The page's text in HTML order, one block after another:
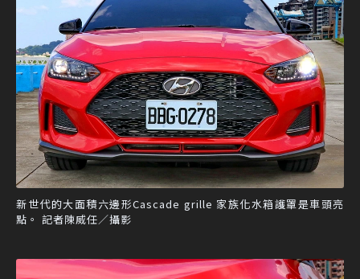
新世代的大面積六邊形Cascade grille 家族化水箱護罩是車頭亮
點。 記者陳威任／攝影